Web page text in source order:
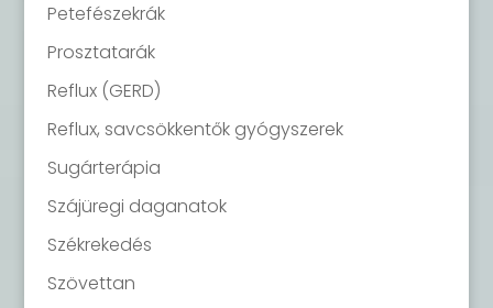
Petefészekrák
Prosztatarák
Reflux (GERD)
Reflux, savcsökkentők gyógyszerek
Sugárterápia
Szájüregi daganatok
Székrekedés
Szövettan